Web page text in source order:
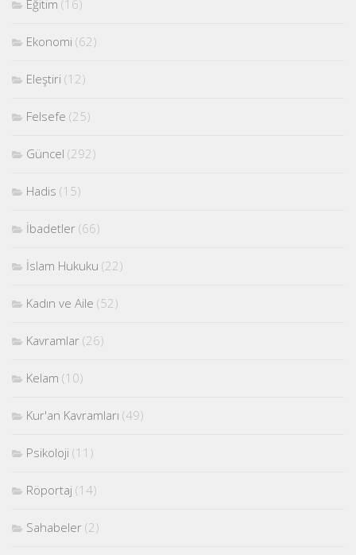
Eğitim (16)
Ekonomi (62)
Eleştiri (12)
Felsefe (25)
Güncel (292)
Hadis (15)
İbadetler (66)
İslam Hukuku (22)
Kadın ve Aile (52)
Kavramlar (26)
Kelam (10)
Kur'an Kavramları (49)
Psikoloji (11)
Röportaj (14)
Sahabeler (2)